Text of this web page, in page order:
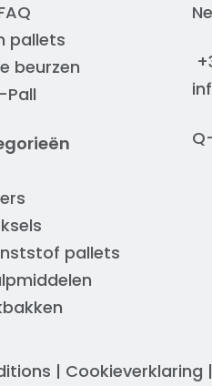
pallets
beurzen
Pall
pallets
| Cookieverklaring |